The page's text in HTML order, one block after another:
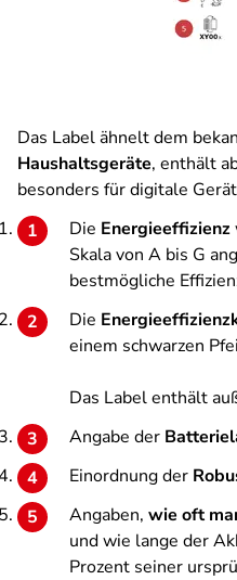
Das Label ähnelt dem
Haushaltsgeräte, enthält
besonders für digitale
Die Energieeffizienz
Skala von A bis G
bestmögliche
Die
einem schwarzen
Das Label enthält
Angabe der
Einordnung der
Angaben, wie oft
und wie lange der
Prozent seiner